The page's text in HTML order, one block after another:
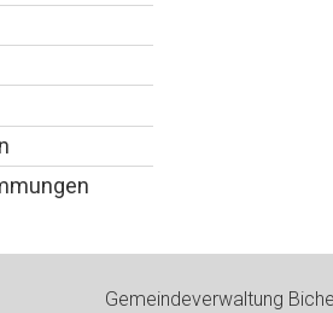
Gemeindeverwaltung